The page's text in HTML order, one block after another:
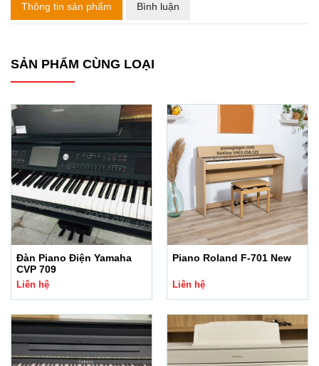
Thông tin sản phẩm Bình luận
SẢN PHẨM CÙNG LOẠI
Đàn Piano Điện Yamaha
CVP 709
Liên hệ
Piano Roland F-701 New
Liên hệ